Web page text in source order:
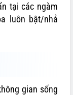
tại các ngàm
luôn bật/nhả
gian sống